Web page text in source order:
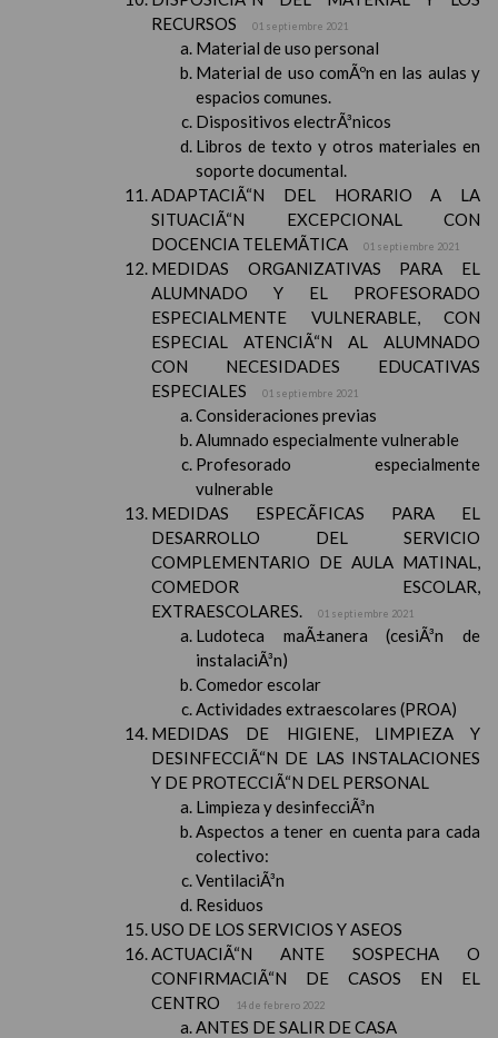
RECURSOS
01 septiembre 2021
Material de uso personal
Material de uso comÃºn en las aulas y
espacios comunes.
Dispositivos electrÃ³nicos
Libros de texto y otros materiales en
soporte documental.
ADAPTACIÃ“N DEL HORARIO A LA
SITUACIÃ“N EXCEPCIONAL CON
DOCENCIA TELEMÃTICA
01 septiembre 2021
MEDIDAS ORGANIZATIVAS PARA EL
ALUMNADO Y EL PROFESORADO
ESPECIALMENTE VULNERABLE, CON
ESPECIAL ATENCIÃ“N AL ALUMNADO
CON NECESIDADES EDUCATIVAS
ESPECIALES
01 septiembre 2021
Consideraciones previas
Alumnado especialmente vulnerable
Profesorado especialmente
vulnerable
MEDIDAS ESPECÃFICAS PARA EL
DESARROLLO DEL SERVICIO
COMPLEMENTARIO DE AULA MATINAL,
COMEDOR ESCOLAR,
EXTRAESCOLARES.
01 septiembre 2021
Ludoteca maÃ±anera (cesiÃ³n de
instalaciÃ³n)
Comedor escolar
Actividades extraescolares (PROA)
MEDIDAS DE HIGIENE, LIMPIEZA Y
DESINFECCIÃ“N DE LAS INSTALACIONES
Y DE PROTECCIÃ“N DEL PERSONAL
Limpieza y desinfecciÃ³n
Aspectos a tener en cuenta para cada
colectivo:
VentilaciÃ³n
Residuos
USO DE LOS SERVICIOS Y ASEOS
ACTUACIÃ“N ANTE SOSPECHA O
CONFIRMACIÃ“N DE CASOS EN EL
CENTRO
14 de febrero 2022
ANTES DE SALIR DE CASA